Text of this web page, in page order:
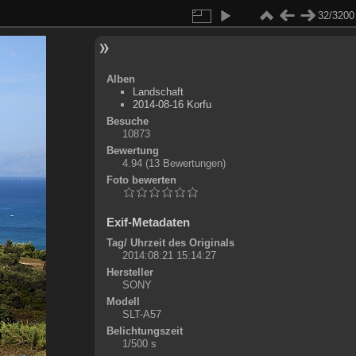
32/3200
Alben
Landschaft
2014-08-16 Korfu
Besuche
10873
Bewertung
4.94 (13 Bewertungen)
Foto bewerten
Exif-Metadaten
Tag/ Uhrzeit des Originals
2014:08:21 15:14:27
Hersteller
SONY
Modell
SLT-A57
Belichtungszeit
1/500 s